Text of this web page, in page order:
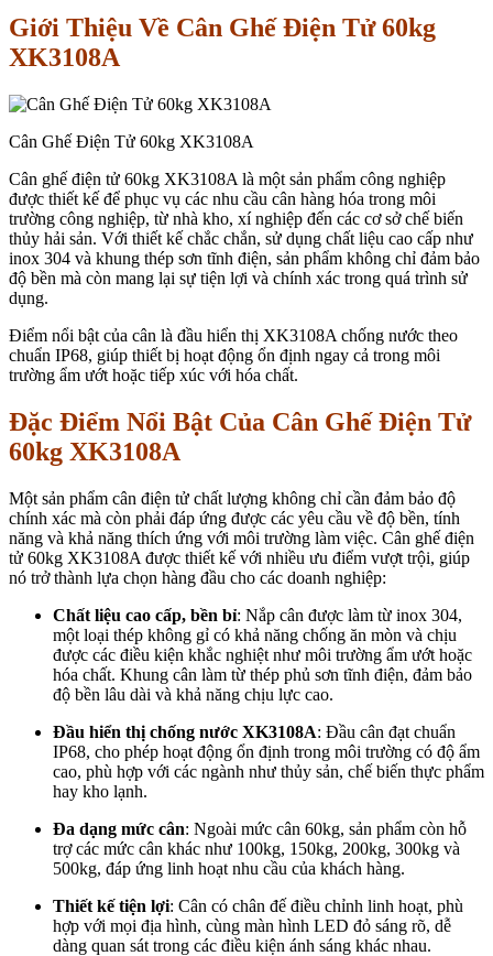
Giới Thiệu Về Cân Ghế Điện Tử 60kg
XK3108A
Cân Ghế Điện Tử 60kg XK3108A
Cân ghế điện tử 60kg XK3108A là một sản phẩm công nghiệp
được thiết kế để phục vụ các nhu cầu cân hàng hóa trong môi
trường công nghiệp, từ nhà kho, xí nghiệp đến các cơ sở chế biến
thủy hải sản. Với thiết kế chắc chắn, sử dụng chất liệu cao cấp như
inox 304 và khung thép sơn tĩnh điện, sản phẩm không chỉ đảm bảo
độ bền mà còn mang lại sự tiện lợi và chính xác trong quá trình sử
dụng.
Điểm nổi bật của cân là đầu hiển thị XK3108A chống nước theo
chuẩn IP68, giúp thiết bị hoạt động ổn định ngay cả trong môi
trường ẩm ướt hoặc tiếp xúc với hóa chất.
Đặc Điểm Nổi Bật Của Cân Ghế Điện Tử
60kg XK3108A
Một sản phẩm cân điện tử chất lượng không chỉ cần đảm bảo độ
chính xác mà còn phải đáp ứng được các yêu cầu về độ bền, tính
năng và khả năng thích ứng với môi trường làm việc. Cân ghế điện
tử 60kg XK3108A được thiết kế với nhiều ưu điểm vượt trội, giúp
nó trở thành lựa chọn hàng đầu cho các doanh nghiệp:
Chất liệu cao cấp, bền bỉ: Nắp cân được làm từ inox 304,
một loại thép không gỉ có khả năng chống ăn mòn và chịu
được các điều kiện khắc nghiệt như môi trường ẩm ướt hoặc
hóa chất. Khung cân làm từ thép phủ sơn tĩnh điện, đảm bảo
độ bền lâu dài và khả năng chịu lực cao.
Đầu hiển thị chống nước XK3108A: Đầu cân đạt chuẩn
IP68, cho phép hoạt động ổn định trong môi trường có độ ẩm
cao, phù hợp với các ngành như thủy sản, chế biến thực phẩm
hay kho lạnh.
Đa dạng mức cân: Ngoài mức cân 60kg, sản phẩm còn hỗ
trợ các mức cân khác như 100kg, 150kg, 200kg, 300kg và
500kg, đáp ứng linh hoạt nhu cầu của khách hàng.
Thiết kế tiện lợi: Cân có chân đế điều chỉnh linh hoạt, phù
hợp với mọi địa hình, cùng màn hình LED đỏ sáng rõ, dễ
dàng quan sát trong các điều kiện ánh sáng khác nhau.